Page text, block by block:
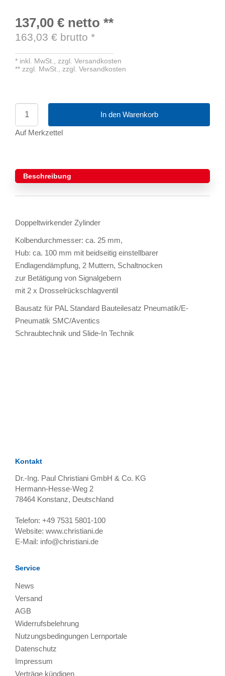
137,00 € netto **
163,03 € brutto *
* inkl. MwSt., zzgl. Versandkosten
** zzgl. MwSt., zzgl. Versandkosten
In den Warenkorb
Auf Merkzettel
Beschreibung
Doppeltwirkender Zylinder
Kolbendurchmesser: ca. 25 mm,
Hub: ca. 100 mm mit beidseitig einstellbarer
Endlagendämpfung, 2 Muttern, Schaltnocken
zur Betätigung von Signalgebern
mit 2 x Drosselrückschlagventil
Bausatz für PAL Standard Bauteilesatz Pneumatik/E-
Pneumatik SMC/Aventics
Schraubtechnik und Slide-In Technik
Kontakt
Dr.-Ing. Paul Christiani GmbH & Co. KG
Hermann-Hesse-Weg 2
78464 Konstanz, Deutschland
Telefon: +49 7531 5801-100
Website: www.christiani.de
E-Mail: info@christiani.de
Service
News
Versand
AGB
Widerrufsbelehrung
Nutzungsbedingungen Lernportale
Datenschutz
Impressum
Verträge kündigen